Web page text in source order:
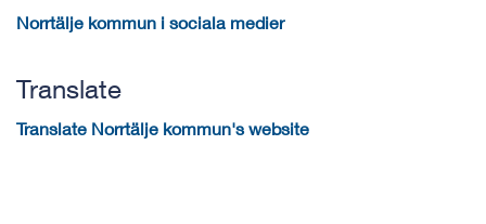
Norrtälje kommun i sociala medier
Translate
Translate Norrtälje kommun's website